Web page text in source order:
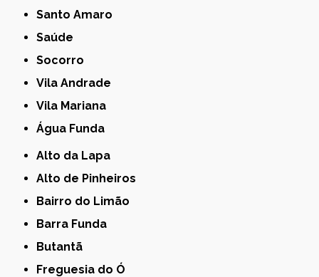
Santo Amaro
Saúde
Socorro
Vila Andrade
Vila Mariana
Água Funda
Alto da Lapa
Alto de Pinheiros
Bairro do Limão
Barra Funda
Butantã
Freguesia do Ó